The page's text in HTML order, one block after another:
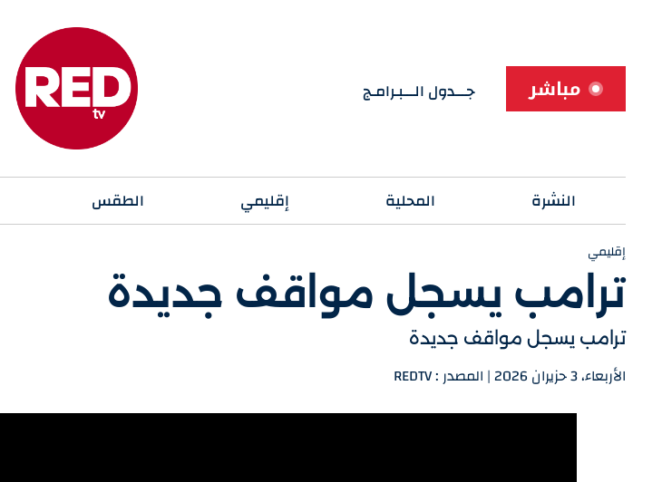
مباشر جـــدول الـــبـرامـج
النشرة المحلية إقليمي الطقس
إقليمي
ترامب يسجل مواقف جديدة
ترامب يسجل مواقف جديدة
الأربعاء، 3 حزيران 2026 | المصدر : REDTV